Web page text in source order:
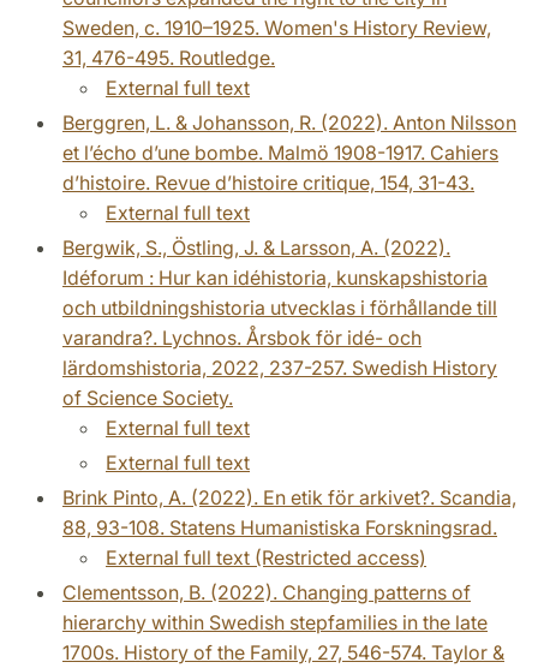
Sweden, c. 1910–1925. Women's History Review,
31, 476-495. Routledge.
External full text
Berggren, L. & Johansson, R. (2022). Anton Nilsson
et l’écho d’une bombe. Malmö 1908-1917. Cahiers
d’histoire. Revue d’histoire critique, 154, 31-43.
External full text
Bergwik, S., Östling, J. & Larsson, A. (2022).
Idéforum : Hur kan idéhistoria, kunskapshistoria
och utbildningshistoria utvecklas i förhållande till
varandra?. Lychnos. Årsbok för idé- och
lärdomshistoria, 2022, 237-257. Swedish History
of Science Society.
External full text
External full text
Brink Pinto, A. (2022). En etik för arkivet?. Scandia,
88, 93-108. Statens Humanistiska Forskningsrad.
External full text (Restricted access)
Clementsson, B. (2022). Changing patterns of
hierarchy within Swedish stepfamilies in the late
1700s. History of the Family, 27, 546-574. Taylor &